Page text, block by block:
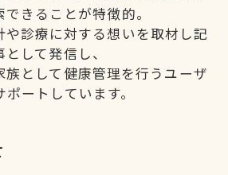
できることが特徴的。
や診療に対する想いを取材し記
として発信し、
族として健康管理を行うユーザ
ポートしています。